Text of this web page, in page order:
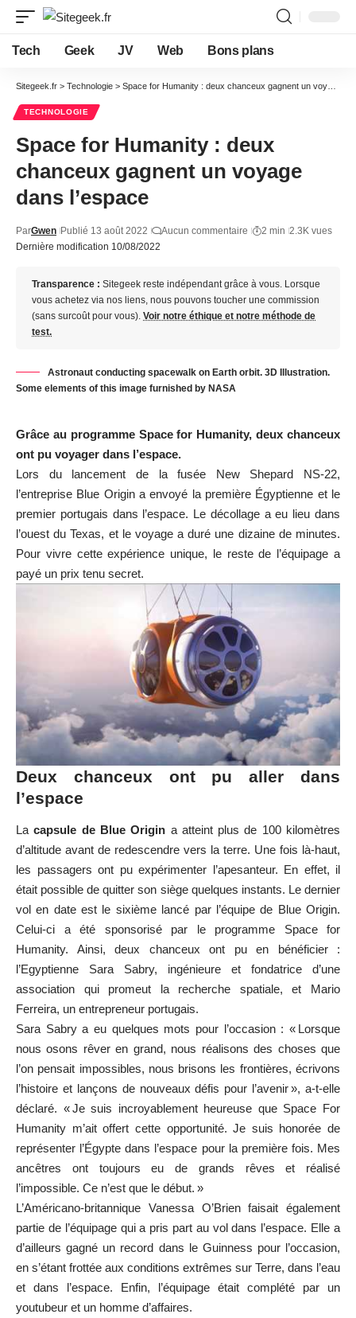
Tech Geek JV Web Bons plans
Sitegeek.fr > Technologie > Space for Humanity : deux chanceux gagnent un voyage dans l’espace
TECHNOLOGIE
Space for Humanity : deux
chanceux gagnent un voyage
dans l’espace
Dernière modification 10/08/2022
ParGwen Publié 13 août 2022 Aucun commentaire 2 min 2.3K vues
Transparence : Sitegeek reste indépendant grâce à vous. Lorsque
vous achetez via nos liens, nous pouvons toucher une commission
(sans surcoût pour vous). Voir notre éthique et notre méthode de
test.
Astronaut conducting spacewalk on Earth orbit. 3D Illustration.
Some elements of this image furnished by NASA
Grâce au programme Space for Humanity, deux chanceux
ont pu voyager dans l’espace.
Lors du lancement de la fusée New Shepard NS-22,
l’entreprise Blue Origin a envoyé la première Égyptienne et le
premier portugais dans l’espace. Le décollage a eu lieu dans
l’ouest du Texas, et le voyage a duré une dizaine de minutes.
Pour vivre cette expérience unique, le reste de l’équipage a
payé un prix tenu secret.
Deux chanceux ont pu aller dans
l’espace
Lacapsule de Blue Origin a atteint plus de 100 kilomètres
d’altitude avant de redescendre vers la terre. Une fois là-haut,
les passagers ont pu expérimenter l’apesanteur. En effet, il
était possible de quitter son siège quelques instants. Le dernier
vol en date est le sixième lancé par l’équipe de Blue Origin.
Celui-ci a été sponsorisé par le programme Space for
Humanity. Ainsi, deux chanceux ont pu en bénéficier :
l’Egyptienne Sara Sabry, ingénieure et fondatrice d’une
association qui promeut la recherche spatiale, et Mario
Ferreira, un entrepreneur portugais.
Sara Sabry a eu quelques mots pour l’occasion : « Lorsque
nous osons rêver en grand, nous réalisons des choses que
l’on pensait impossibles, nous brisons les frontières, écrivons
l’histoire et lançons de nouveaux défis pour l’avenir », a-t-elle
déclaré. « Je suis incroyablement heureuse que Space For
Humanity m’ait offert cette opportunité. Je suis honorée de
représenter l’Égypte dans l’espace pour la première fois. Mes
ancêtres ont toujours eu de grands rêves et réalisé
l’impossible. Ce n’est que le début. »
L’Américano-britannique Vanessa O’Brien faisait également
partie de l’équipage qui a pris part au vol dans l’espace. Elle a
d’ailleurs gagné un record dans le Guinness pour l’occasion,
en s’étant frottée aux conditions extrêmes sur Terre, dans l’eau
et dans l’espace. Enfin, l’équipage était complété par un
youtubeur et un homme d’affaires.